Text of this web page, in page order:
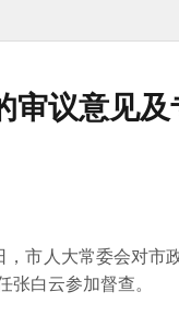
审议意见
市人大常委会对市
白云参加督查。